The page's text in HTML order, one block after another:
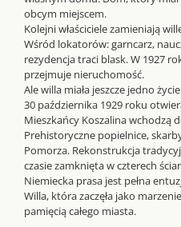
obcym miejscem.
Kolejni właściciele zamieniają
Wśród lokatorów: garncarz,
rezydencja traci blask. W 1927
przejmuje nieruchomość.
Ale willa miała jeszcze jedno
30 października 1929 roku
Mieszkańcy Koszalina wchodzą
Prehistoryczne popielnice,
Pomorza. Rekonstrukcja
czasie zamknięta w czterech
Niemiecka prasa jest pełna
Willa, która zaczęła jako
pamięcią całego miasta.